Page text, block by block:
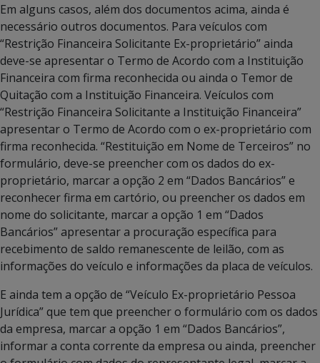
Em alguns casos, além dos documentos acima, ainda é
necessário outros documentos. Para veículos com
“Restrição Financeira Solicitante Ex-proprietário” ainda
deve-se apresentar o Termo de Acordo com a Instituição
Financeira com firma reconhecida ou ainda o Temor de
Quitação com a Instituição Financeira. Veículos com
“Restrição Financeira Solicitante a Instituição Financeira”
apresentar o Termo de Acordo com o ex-proprietário com
firma reconhecida. “Restituição em Nome de Terceiros” no
formulário, deve-se preencher com os dados do ex-
proprietário, marcar a opção 2 em “Dados Bancários” e
reconhecer firma em cartório, ou preencher os dados em
nome do solicitante, marcar a opção 1 em “Dados
Bancários” apresentar a procuração específica para
recebimento de saldo remanescente de leilão, com as
informações do veículo e informações da placa de veículos.
E ainda tem a opção de “Veículo Ex-proprietário Pessoa
Jurídica” que tem que preencher o formulário com os dados
da empresa, marcar a opção 1 em “Dados Bancários”,
informar a conta corrente da empresa ou ainda, preencher